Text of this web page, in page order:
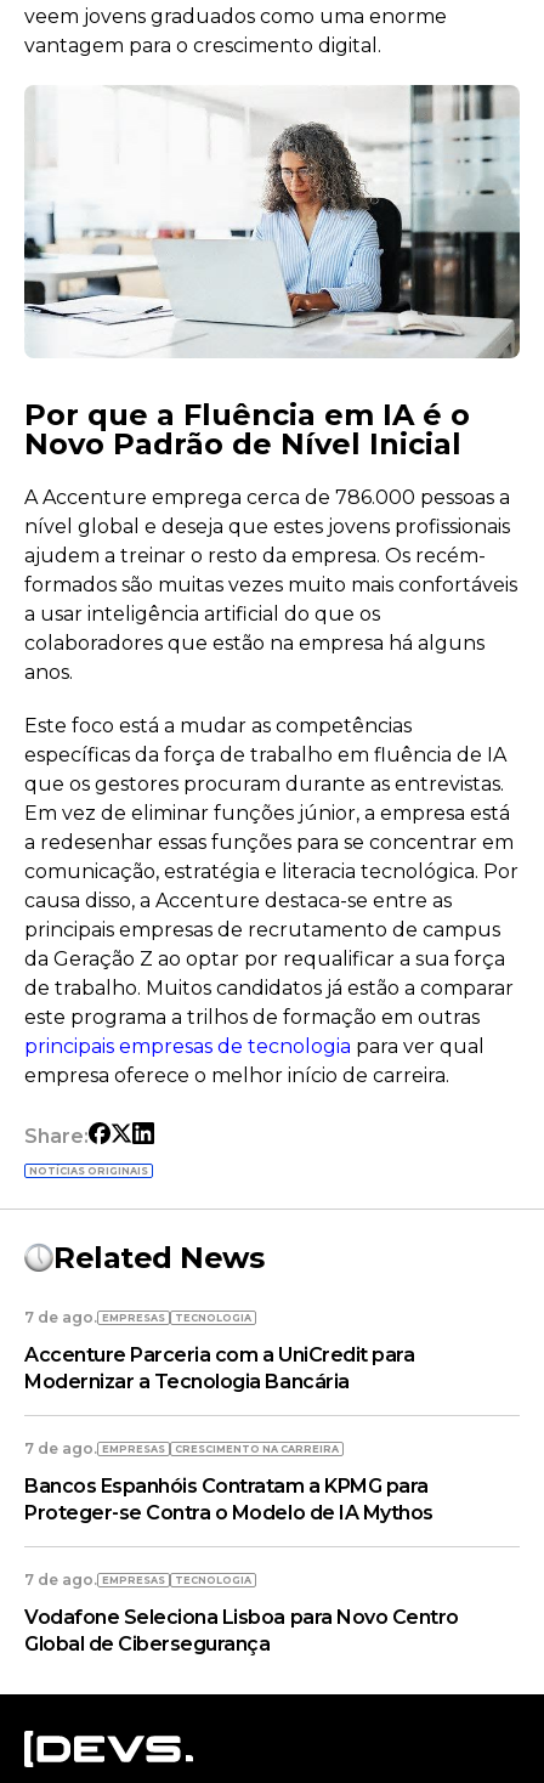
veem jovens graduados como uma enorme
vantagem para o crescimento digital.
Por que a Fluência em IA é o
Novo Padrão de Nível Inicial
A Accenture emprega cerca de 786.000 pessoas a
nível global e deseja que estes jovens profissionais
ajudem a treinar o resto da empresa. Os recém-
formados são muitas vezes muito mais confortáveis
a usar inteligência artificial do que os
colaboradores que estão na empresa há alguns
anos.
Este foco está a mudar as competências
específicas da força de trabalho em fluência de IA
que os gestores procuram durante as entrevistas.
Em vez de eliminar funções júnior, a empresa está
a redesenhar essas funções para se concentrar em
comunicação, estratégia e literacia tecnológica. Por
causa disso, a Accenture destaca-se entre as
principais empresas de recrutamento de campus
da Geração Z ao optar por requalificar a sua força
de trabalho. Muitos candidatos já estão a comparar
este programa a trilhos de formação em outras
principais empresas de tecnologia para ver qual
empresa oferece o melhor início de carreira.
Share:
NOTÍCIAS ORIGINAIS
Related News
7 de ago. EMPRESAS TECNOLOGIA
Accenture Parceria com a UniCredit para
Modernizar a Tecnologia Bancária
7 de ago. EMPRESAS CRESCIMENTO NA CARREIRA
Bancos Espanhóis Contratam a KPMG para
Proteger-se Contra o Modelo de IA Mythos
7 de ago. EMPRESAS TECNOLOGIA
Vodafone Seleciona Lisboa para Novo Centro
Global de Cibersegurança